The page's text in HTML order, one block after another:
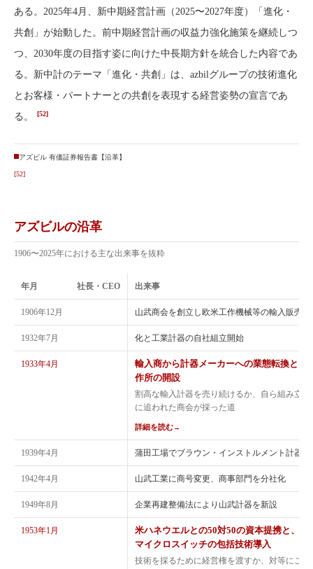
ある。2025年4月、新中期経営計画（2025〜2027年度）「進化・
共創」が始動した。前中期経営計画の収益力強化施策を継続しつ
つ、2030年度の目指す姿に向けた中長期方針を統合した内容であ
る。新中計のテーマ「進化・共創」は、azbilグループの技術進化
とお客様・パートナーとの共創を表現する経営姿勢の宣言であ
る。
[52]
アズビル 有価証券報告書【沿革】
[52]
アズビルの沿革
1906〜2025年における主な出来事を抜粋
年月 社長・CEO 出来事
1906年12月 山武商会を創立し欧米工作機械等の輸入販売を
1932年7月 化と工業計器の自社組立開始
1933年4月
輸入商から計器メーカーへの業態転換と、
作所の開設
割高な輸入計器を売り続けるか、自ら組み立
に追われた商会が採った道
詳細を読む→
1939年4月 蒲田工場でブラウン・インストルメント計器を
1942年4月 山武工業に商号変更、商事部門を分社化
1949年8月 企業再建整備法により山武計器を新設
1953年1月
米ハネウエルとの50対50の資本提携と、工
マイクロスイッチの包括技術導入
技術を採るために経営権を渡すか、対等にこ